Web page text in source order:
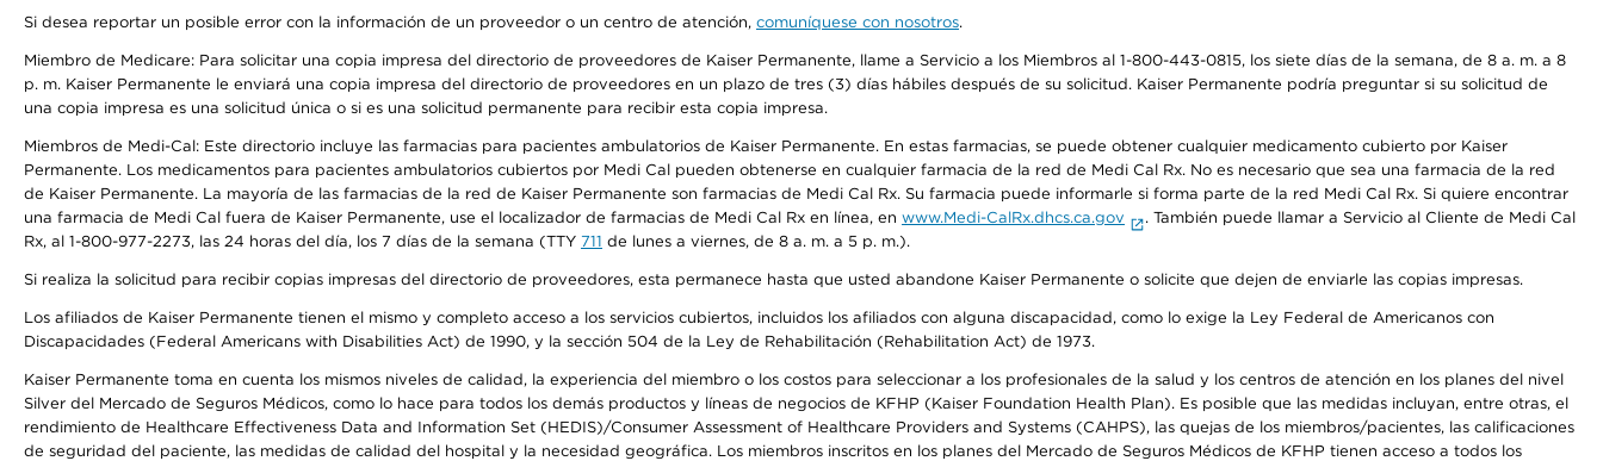
Si desea reportar un posible error con la información de un proveedor o un centro de atención, comuníquese con nosotros.
Miembro de Medicare: Para solicitar una copia impresa del directorio de proveedores de Kaiser Permanente, llame a Servicio a los Miembros al 1-800-443-0815, los siete días de la semana, de 8 a. m. a 8
p. m. Kaiser Permanente le enviará una copia impresa del directorio de proveedores en un plazo de tres (3) días hábiles después de su solicitud. Kaiser Permanente podría preguntar si su solicitud de
una copia impresa es una solicitud única o si es una solicitud permanente para recibir esta copia impresa.
Miembros de Medi-Cal: Este directorio incluye las farmacias para pacientes ambulatorios de Kaiser Permanente. En estas farmacias, se puede obtener cualquier medicamento cubierto por Kaiser
Permanente. Los medicamentos para pacientes ambulatorios cubiertos por Medi Cal pueden obtenerse en cualquier farmacia de la red de Medi Cal Rx. No es necesario que sea una farmacia de la red
de Kaiser Permanente. La mayoría de las farmacias de la red de Kaiser Permanente son farmacias de Medi Cal Rx. Su farmacia puede informarle si forma parte de la red Medi Cal Rx. Si quiere encontrar
una farmacia de Medi Cal fuera de Kaiser Permanente, use el localizador de farmacias de Medi Cal Rx en línea, en www.Medi-CalRx.dhcs.ca.gov
. También puede llamar a Servicio al Cliente de Medi Cal
Rx, al 1-800-977-2273, las 24 horas del día, los 7 días de la semana (TTY 711 de lunes a viernes, de 8 a. m. a 5 p. m.).
Si realiza la solicitud para recibir copias impresas del directorio de proveedores, esta permanece hasta que usted abandone Kaiser Permanente o solicite que dejen de enviarle las copias impresas.
Los afiliados de Kaiser Permanente tienen el mismo y completo acceso a los servicios cubiertos, incluidos los afiliados con alguna discapacidad, como lo exige la Ley Federal de Americanos con
Discapacidades (Federal Americans with Disabilities Act) de 1990, y la sección 504 de la Ley de Rehabilitación (Rehabilitation Act) de 1973.
Kaiser Permanente toma en cuenta los mismos niveles de calidad, la experiencia del miembro o los costos para seleccionar a los profesionales de la salud y los centros de atención en los planes del nivel
Silver del Mercado de Seguros Médicos, como lo hace para todos los demás productos y líneas de negocios de KFHP (Kaiser Foundation Health Plan). Es posible que las medidas incluyan, entre otras, el
rendimiento de Healthcare Effectiveness Data and Information Set (HEDIS)/Consumer Assessment of Healthcare Providers and Systems (CAHPS), las quejas de los miembros/pacientes, las calificaciones
de seguridad del paciente, las medidas de calidad del hospital y la necesidad geográfica. Los miembros inscritos en los planes del Mercado de Seguros Médicos de KFHP tienen acceso a todos los